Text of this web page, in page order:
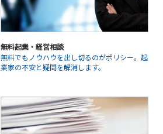
無料起業・経営相談
無料でもノウハウを出し切るのがポリシー。起
業家の不安と疑問を解消します。